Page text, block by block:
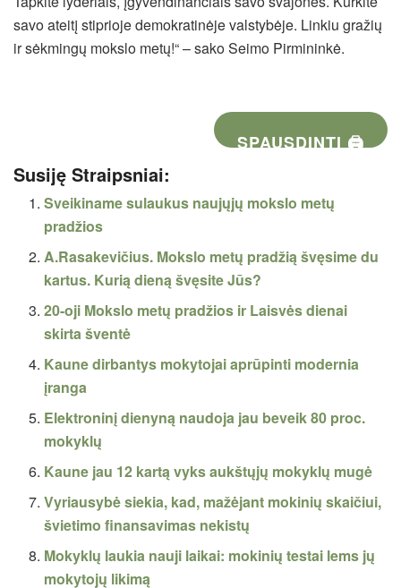
savo ateitį stiprioje demokratinėje valstybėje. Linkiu gražių
ir sėkmingų mokslo metų!“ – sako Seimo Pirmininkė.
SPAUSDINTI 🖨
Susiję Straipsniai:
Sveikiname sulaukus naujųjų mokslo metų
pradžios
A.Rasakevičius. Mokslo metų pradžią švęsime du
kartus. Kurią dieną švęsite Jūs?
20-oji Mokslo metų pradžios ir Laisvės dienai
skirta šventė
Kaune dirbantys mokytojai aprūpinti modernia
įranga
Elektroninį dienyną naudoja jau beveik 80 proc.
mokyklų
Kaune jau 12 kartą vyks aukštųjų mokyklų mugė
Vyriausybė siekia, kad, mažėjant mokinių skaičiui,
švietimo finansavimas nekistų
Mokyklų laukia nauji laikai: mokinių testai lems jų
mokytojų likimą